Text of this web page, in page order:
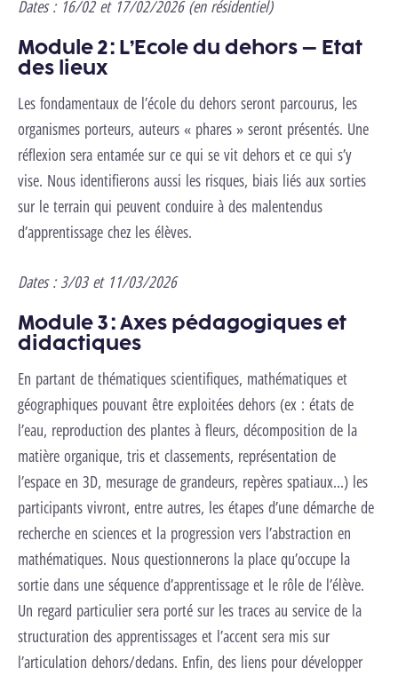
Dates : 16/02 et 17/02/2026 (en résidentiel)
Module 2 : L’Ecole du dehors – Etat
des lieux
Les fondamentaux de l’école du dehors seront parcourus, les
organismes porteurs, auteurs « phares » seront présentés. Une
réflexion sera entamée sur ce qui se vit dehors et ce qui s’y
vise. Nous identifierons aussi les risques, biais liés aux sorties
sur le terrain qui peuvent conduire à des malentendus
d’apprentissage chez les élèves.
Dates : 3/03 et 11/03/2026
Module 3 : Axes pédagogiques et
didactiques
En partant de thématiques scientifiques, mathématiques et
géographiques pouvant être exploitées dehors (ex : états de
l’eau, reproduction des plantes à fleurs, décomposition de la
matière organique, tris et classements, représentation de
l’espace en 3D, mesurage de grandeurs, repères spatiaux…) les
participants vivront, entre autres, les étapes d’une démarche de
recherche en sciences et la progression vers l’abstraction en
mathématiques. Nous questionnerons la place qu’occupe la
sortie dans une séquence d’apprentissage et le rôle de l’élève.
Un regard particulier sera porté sur les traces au service de la
structuration des apprentissages et l’accent sera mis sur
l’articulation dehors/dedans. Enfin, des liens pour développer